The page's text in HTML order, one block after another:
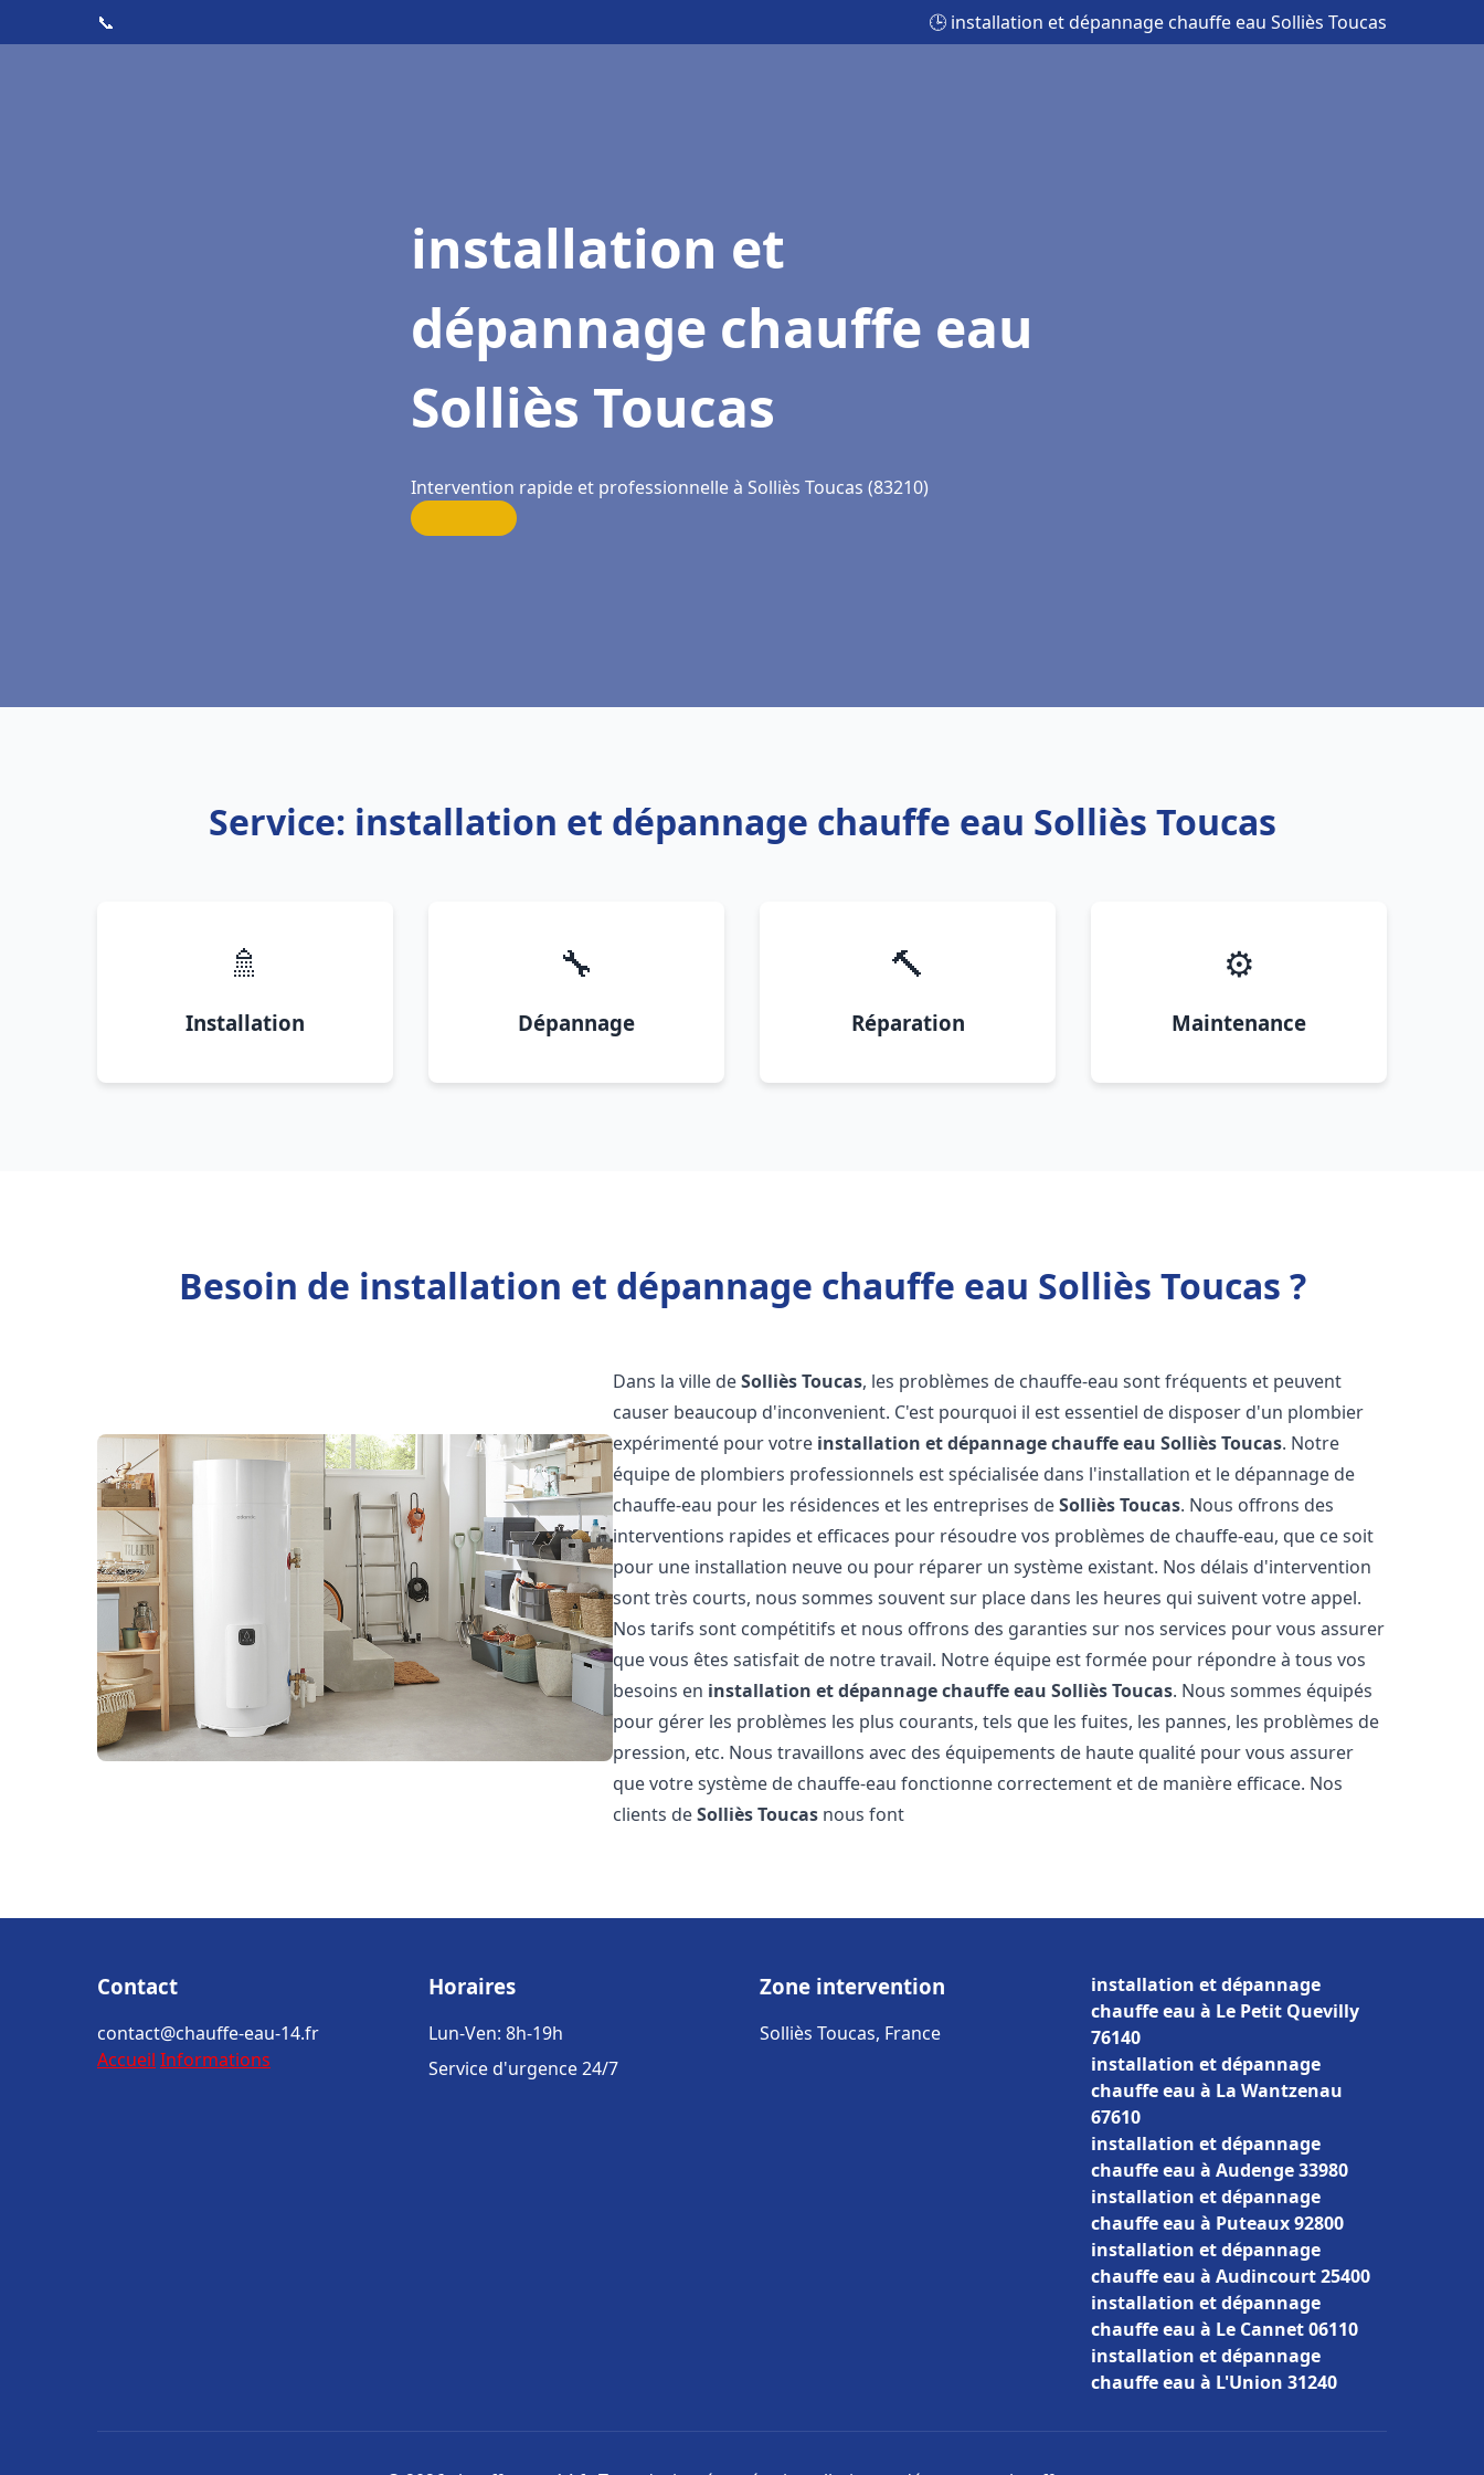
📞 🕒 installation et dépannage chauffe eau Solliès Toucas
installation et
dépannage chauffe eau
Solliès Toucas
Intervention rapide et professionnelle à Solliès Toucas (83210)
Service: installation et dépannage chauffe eau Solliès Toucas
🚿
Installation
🔧
Dépannage
🔨
Réparation
⚙️
Maintenance
Besoin de installation et dépannage chauffe eau Solliès Toucas ?
Dans la ville deSolliès Toucas, les problèmes de chauffe-eau sont fréquents et peuvent
causer beaucoup d'inconvenient. C'est pourquoi il est essentiel de disposer d'un plombier
expérimenté pour votre installation et dépannage chauffe eau Solliès Toucas. Notre
équipe de plombiers professionnels est spécialisée dans l'installation et le dépannage de
chauffe-eau pour les résidences et les entreprises deSolliès Toucas. Nous offrons des
interventions rapides et efficaces pour résoudre vos problèmes de chauffe-eau, que ce soit
pour une installation neuve ou pour réparer un système existant. Nos délais d'intervention
sont très courts, nous sommes souvent sur place dans les heures qui suivent votre appel.
Nos tarifs sont compétitifs et nous offrons des garanties sur nos services pour vous assurer
que vous êtes satisfait de notre travail. Notre équipe est formée pour répondre à tous vos
besoins en installation et dépannage chauffe eau Solliès Toucas. Nous sommes équipés
pour gérer les problèmes les plus courants, tels que les fuites, les pannes, les problèmes de
pression, etc. Nous travaillons avec des équipements de haute qualité pour vous assurer
que votre système de chauffe-eau fonctionne correctement et de manière efficace. Nos
clients deSolliès Toucas nous font
Contact
contact@chauffe-eau-14.fr
Accueil Informations
Horaires
Lun-Ven: 8h-19h
Service d'urgence 24/7
Zone intervention
Solliès Toucas, France
installation et dépannage
chauffe eau à Le Petit Quevilly
76140
installation et dépannage
chauffe eau à La Wantzenau
67610
installation et dépannage
chauffe eau à Audenge 33980
installation et dépannage
chauffe eau à Puteaux 92800
installation et dépannage
chauffe eau à Audincourt 25400
installation et dépannage
chauffe eau à Le Cannet 06110
installation et dépannage
chauffe eau à L'Union 31240